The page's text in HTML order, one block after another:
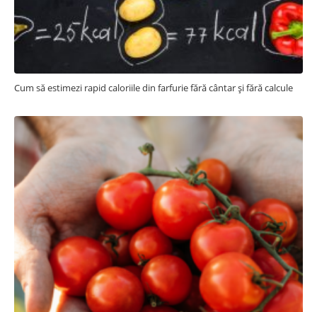
Cum să estimezi rapid caloriile din farfurie fără cântar și fără calcule